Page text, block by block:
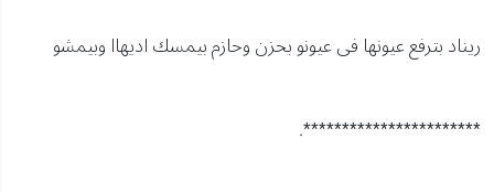
ريناد بترفع عيونها فى عيونو بحزن وحازم بيمسك اديهاا وبيمشو
***********************.